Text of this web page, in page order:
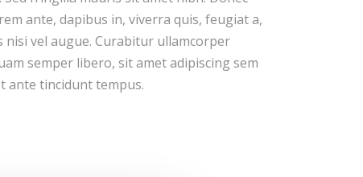
ante, dapibus in, viverra quis, feugiat a,
nisi vel augue. Curabitur ullamcorper
semper libero, sit amet adipiscing sem
ante tincidunt tempus.